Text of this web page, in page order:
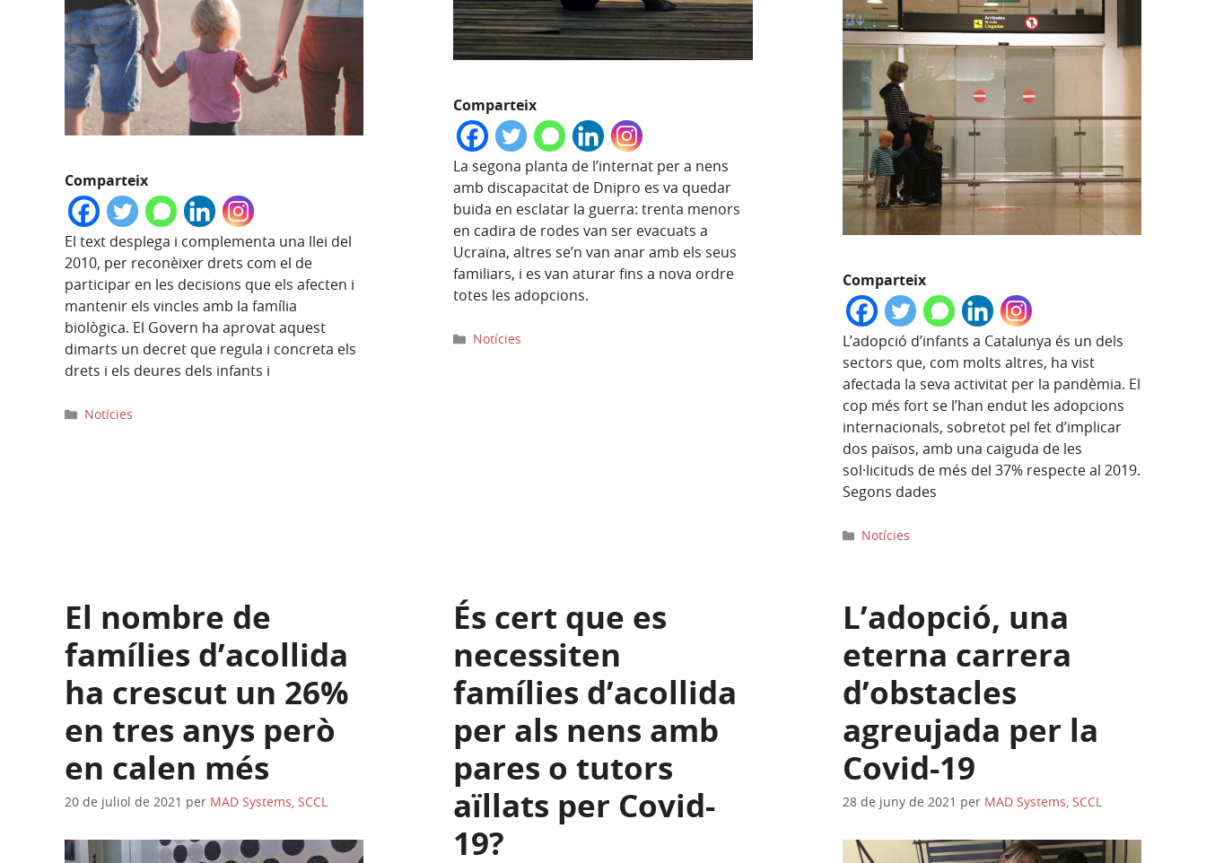
Comparteix
El text desplega i complementa una llei del
2010, per reconèixer drets com el de
participar en les decisions que els afecten i
mantenir els vincles amb la família
biològica. El Govern ha aprovat aquest
dimarts un decret que regula i concreta els
drets i els deures dels infants i
Categories
Notícies
Comparteix
La segona planta de l’internat per a nens
amb discapacitat de Dnipro es va quedar
buida en esclatar la guerra: trenta menors
en cadira de rodes van ser evacuats a
Ucraïna, altres se’n van anar amb els seus
familiars, i es van aturar fins a nova ordre
totes les adopcions.
Categories
Notícies
Comparteix
L’adopció d’infants a Catalunya és un dels
sectors que, com molts altres, ha vist
afectada la seva activitat per la pandèmia. El
cop més fort se l’han endut les adopcions
internacionals, sobretot pel fet d’implicar
dos països, amb una caiguda de les
sol·licituds de més del 37% respecte al 2019.
Segons dades
Categories
Notícies
El nombre de
famílies d’acollida
ha crescut un 26%
en tres anys però
en calen més
20 de juliol de 2021 per MAD Systems, SCCL
És cert que es
necessiten
famílies d’acollida
per als nens amb
pares o tutors
aïllats per Covid-
19?
L’adopció, una
eterna carrera
d’obstacles
agreujada per la
Covid-19
28 de juny de 2021 per MAD Systems, SCCL